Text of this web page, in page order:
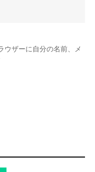
ウザーに自分の名前、メ